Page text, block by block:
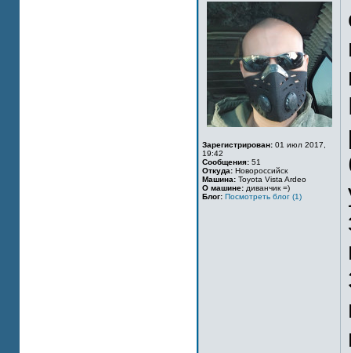
Зарегистрирован: 01 июл 2017,
19:42
Сообщения: 51
Откуда: Новороссийск
Машина: Toyota Vista Ardeo
О машине: диванчик =)
Блог: Посмотреть блог (1)